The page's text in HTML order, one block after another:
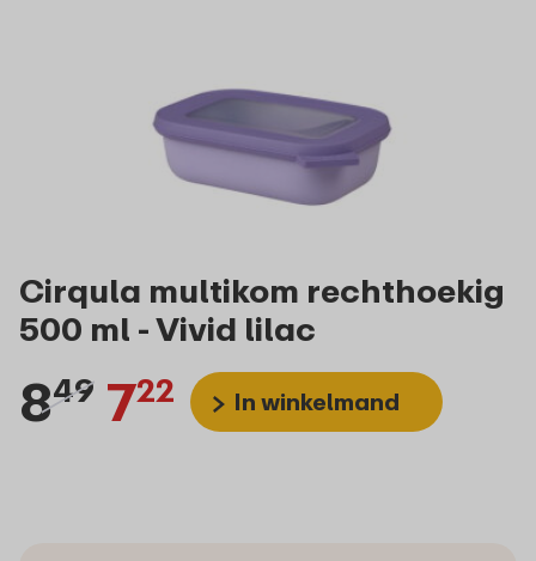
Cirqula multikom rechthoekig
500 ml - Vivid lilac
849 722 In winkelmand